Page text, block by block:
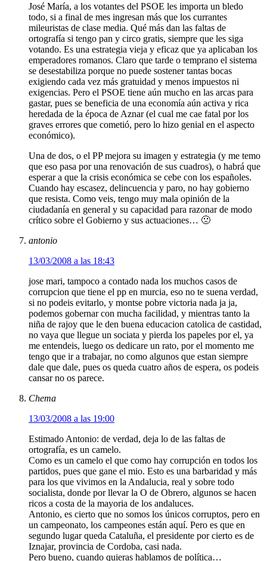
José María, a los votantes del PSOE les importa un bledo
todo, si a final de mes ingresan más que los currantes
mileuristas de clase media. Qué más dan las faltas de
ortografía si tengo pan y circo gratis, siempre que les siga
votando. Es una estrategia vieja y eficaz que ya aplicaban los
emperadores romanos. Claro que tarde o temprano el sistema
se desestabiliza porque no puede sostener tantas bocas
exigiendo cada vez más gratuidad y menos impuestos ni
exigencias. Pero el PSOE tiene aún mucho en las arcas para
gastar, pues se beneficia de una economía aún activa y rica
heredada de la época de Aznar (el cual me cae fatal por los
graves errores que cometió, pero lo hizo genial en el aspecto
económico).
Una de dos, o el PP mejora su imagen y estrategia (y me temo
que eso pasa por una renovación de sus cuadros), o habrá que
esperar a que la crisis económica se cebe con los españoles.
Cuando hay escasez, delincuencia y paro, no hay gobierno
que resista. Como veis, tengo muy mala opinión de la
ciudadanía en general y su capacidad para razonar de modo
crítico sobre el Gobierno y sus actuaciones… 🙁
antonio
13/03/2008 a las 18:43
jose mari, tampoco a contado nada los muchos casos de
corrupcion que tiene el pp en murcia, eso no te suena verdad,
si no podeis evitarlo, y montse pobre victoria nada ja ja,
podemos gobernar con mucha facilidad, y mientras tanto la
niña de rajoy que le den buena educacion catolica de castidad,
no vaya que llegue un sociata y pierda los papeles por el, ya
me entendeis, luego os dedicare un rato, por el momento me
tengo que ir a trabajar, no como algunos que estan siempre
dale que dale, pues os queda cuatro años de espera, os podeis
cansar no os parece.
Chema
13/03/2008 a las 19:00
Estimado Antonio: de verdad, deja lo de las faltas de
ortografía, es un camelo.
Como es un camelo el que como hay corrupción en todos los
partidos, pues que gane el mio. Esto es una barbaridad y más
para los que vivimos en la Andalucia, real y sobre todo
socialista, donde por llevar la O de Obrero, algunos se hacen
ricos a costa de la mayoria de los andaluces.
Antonio, es cierto que no somos los únicos corruptos, pero en
un campeonato, los campeones están aquí. Pero es que en
segundo lugar queda Cataluña, el presidente por cierto es de
Iznajar, provincia de Cordoba, casi nada.
Pero bueno, cuando quieras hablamos de política…